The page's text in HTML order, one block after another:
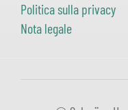
Politica sulla privacy
Nota legale